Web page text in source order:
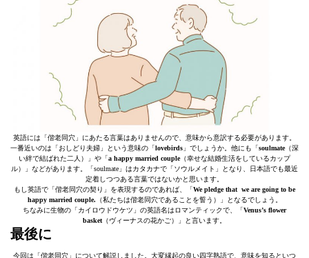
英語には「偕老同穴」にあたる言葉はありませんので、意味から意訳する必要があります。
一番近いのは「おしどり夫婦」という意味の「 lovebirds 」でしょうか。他にも「 soulmate（深
い絆で結ばれた二人）」や「 a happy married couple（幸せな結婚生活をしているカップ
ル）」などがあります。「soulmate」はカタカナで「ソウルメイト」となり、日本語でも最近
定着しつつある言葉ではないかと思います。
もし英語で「偕老同穴の契り」を表現するのであれば、「 We pledge that we are going to be
happy married couple. （私たちは偕老同穴であることを誓う）」となるでしょう。
ちなみに生物の「カイロウドウケツ」の英語名はロマンティックで、「 Venus’s flower
basket（ヴィーナスの花かご）」と言います。
最後に
今回は「偕老同穴」について解説しました。大変縁起の良い四字熟語で、意味を知るといつ